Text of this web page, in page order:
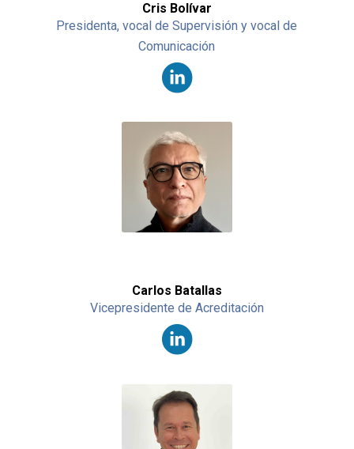
Cris Bolívar
Presidenta, vocal de Supervisión y vocal de
Comunicación
Carlos Batallas
Vicepresidente de Acreditación